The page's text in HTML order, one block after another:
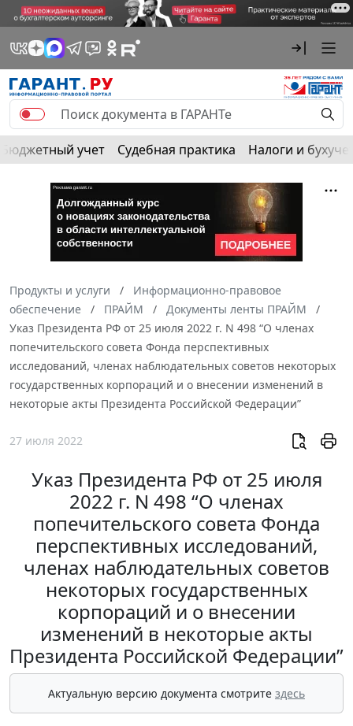
Бюджетный учет Судебная практика Налоги и
Продукты и услуги
Информационно-правовое
обеспечение
ПРАЙМ
Документы ленты ПРАЙМ
Указ Президента РФ от 25 июля 2022 г. N 498 “О членах
попечительского совета Фонда перспективных
исследований, членах наблюдательных советов некоторых
государственных корпораций и о внесении изменений в
некоторые акты Президента Российской Федерации”
27 июля 2022
Указ Президента РФ от 25 июля
2022 г. N 498 “О членах
попечительского совета Фонда
перспективных исследований,
членах наблюдательных советов
некоторых государственных
корпораций и о внесении
изменений в некоторые акты
Президента Российской Федерации”
Актуальную версию документа смотрите здесь